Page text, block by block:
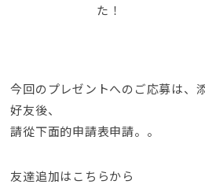
た！
今回のプレゼントへのご応募は、
好友後、
請從下面的申請表申請。。
友達追加はこちらから